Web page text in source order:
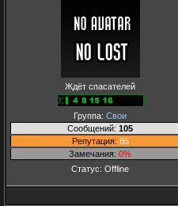
Ждёт спасателей
Группа: Свои
Сообщений: 105
Репутация: 85
Замечания: 0%
Статус: Offline